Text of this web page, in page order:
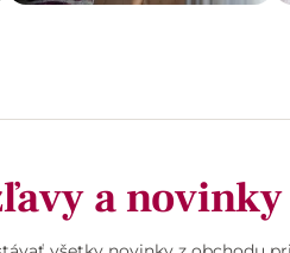
a novinky